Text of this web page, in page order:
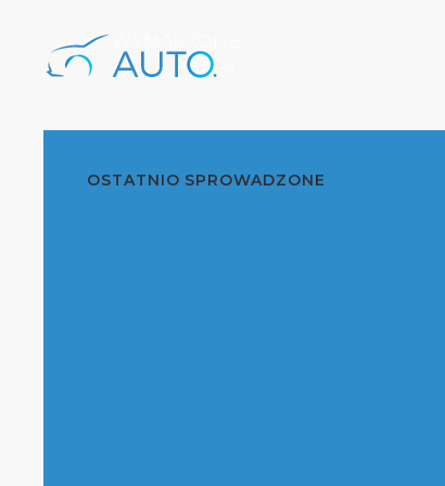
OSTATNIO SPROWADZONE